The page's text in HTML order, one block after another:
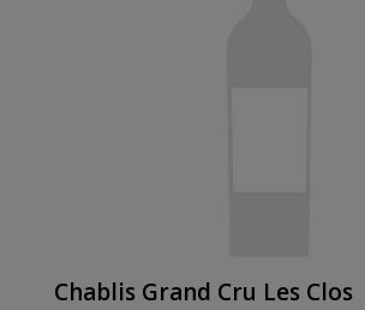
Chablis Grand Cru Les Clos